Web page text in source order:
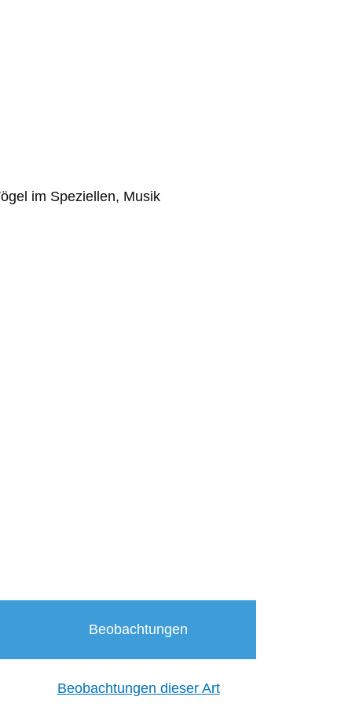
im Speziellen, Musik
Beobachtungen
Beobachtungen dieser Art